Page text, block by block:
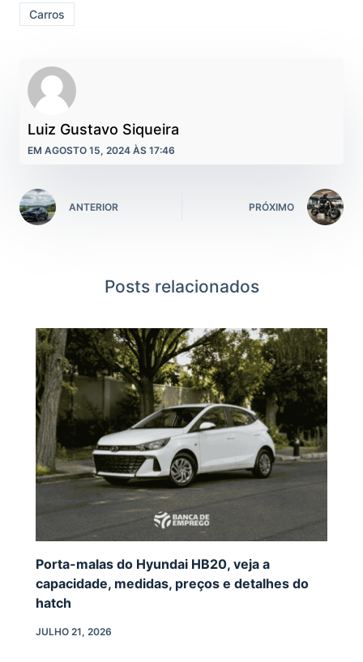
Carros
Luiz Gustavo Siqueira
EM AGOSTO 15, 2024 ÀS 17:46
ANTERIOR PRÓXIMO
Posts relacionados
Porta-malas do Hyundai HB20, veja a
capacidade, medidas, preços e detalhes do
hatch
JULHO 21, 2026